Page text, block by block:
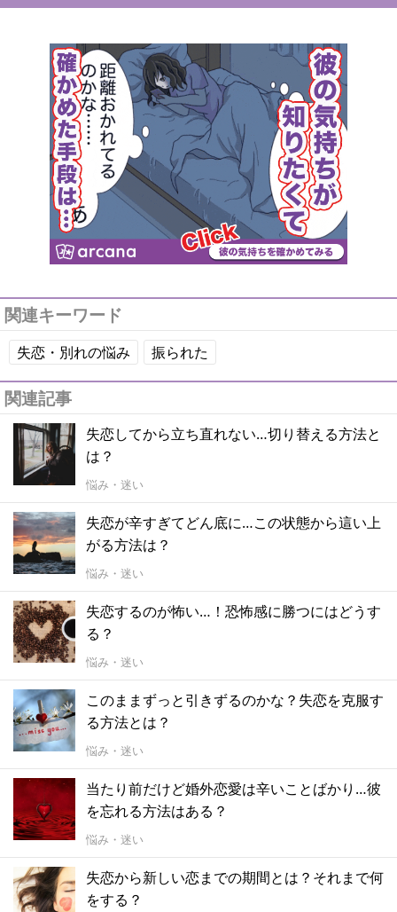
関連キーワード
失恋・別れの悩み 振られた
関連記事
失恋してから立ち直れない…切り替える方法と
は？
悩み・迷い
失恋が辛すぎてどん底に…この状態から這い上
がる方法は？
悩み・迷い
失恋するのが怖い…！恐怖感に勝つにはどうす
る？
悩み・迷い
このままずっと引きずるのかな？失恋を克服す
る方法とは？
悩み・迷い
当たり前だけど婚外恋愛は辛いことばかり…彼
を忘れる方法はある？
悩み・迷い
失恋から新しい恋までの期間とは？それまで何
をする？